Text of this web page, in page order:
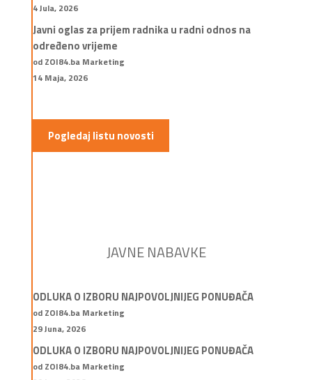
4 Jula, 2026
Javni oglas za prijem radnika u radni odnos na
određeno vrijeme
od ZOI84.ba Marketing
14 Maja, 2026
Pogledaj listu novosti
JAVNE NABAVKE
ODLUKA O IZBORU NAJPOVOLJNIJEG PONUĐAČA
od ZOI84.ba Marketing
29 Juna, 2026
ODLUKA O IZBORU NAJPOVOLJNIJEG PONUĐAČA
od ZOI84.ba Marketing